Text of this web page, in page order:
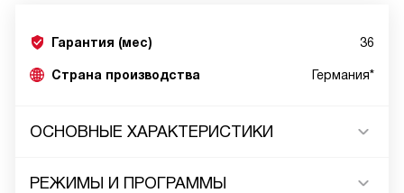
Гарантия (мес) 36
Страна производства Германия*
ОСНОВНЫЕ ХАРАКТЕРИСТИКИ
РЕЖИМЫ И ПРОГРАММЫ